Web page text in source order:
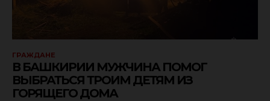
ГРАЖДАНЕ
В БАШКИРИИ МУЖЧИНА ПОМОГ
ВЫБРАТЬСЯ ТРОИМ ДЕТЯМ ИЗ
ГОРЯЩЕГО ДОМА